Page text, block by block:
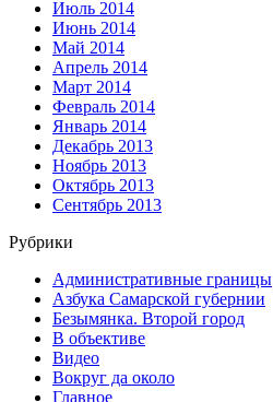
Июль 2014
Июнь 2014
Май 2014
Апрель 2014
Март 2014
Февраль 2014
Январь 2014
Декабрь 2013
Ноябрь 2013
Октябрь 2013
Сентябрь 2013
Рубрики
Административные границы
Азбука Самарской губернии
Безымянка. Второй город
В объективе
Видео
Вокруг да около
Главное